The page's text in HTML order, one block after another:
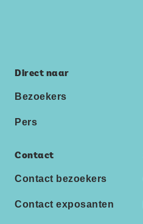
Direct naar
Bezoekers
Pers
Contact
Contact bezoekers
Contact exposanten